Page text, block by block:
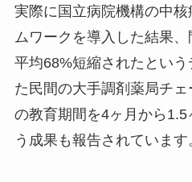
実際に国立病院機構の中
ムワークを導入した結果
平均68%短縮されたとい
た民間の大手調剤薬局チ
の教育期間を4ヶ月から
う成果も報告されています